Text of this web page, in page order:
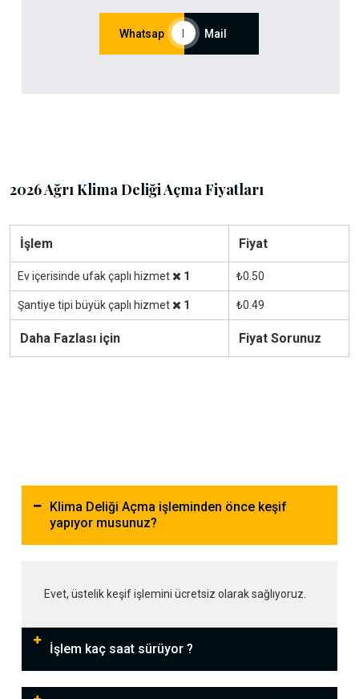
Whatsap | Mail
2026 Ağrı Klima Deliği Açma Fiyatları
İşlem Fiyat
Ev içerisinde ufak çaplı hizmet 1 ₺0.50
Şantiye tipi büyük çaplı hizmet 1 ₺0.49
Daha Fazlası için Fiyat Sorunuz
Klima Deliği Açma işleminden önce keşif
yapıyor musunuz?
Evet, üstelik keşif işlemini ücretsiz olarak sağlıyoruz.
İşlem kaç saat sürüyor ?